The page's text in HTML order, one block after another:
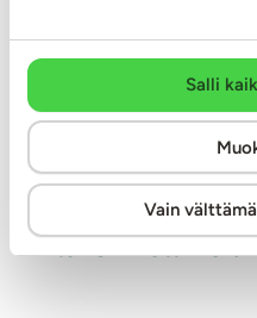
Salli
Vain
Unihorn
Marina Lilac -
klitoriskiihottimella